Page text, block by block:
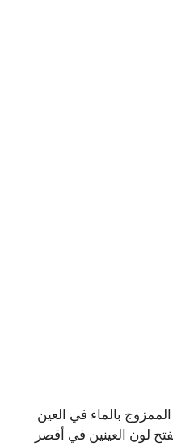
بالماء في العين
لون العينين في أقصر